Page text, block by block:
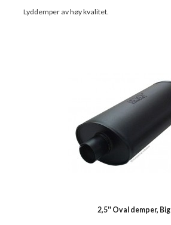
Lyddemper av høy kvalitet.
2,5'' Oval demper, Big